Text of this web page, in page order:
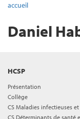
accueil
Daniel
HCSP
Présentation
Collège
CS Maladies infectieuses
CS Déterminants de santé